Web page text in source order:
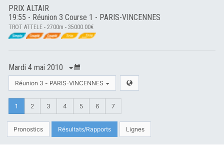
PRIX ALTAIR
19:55 - Réunion 3 Course 1 - PARIS-VINCENNES
TROT ATTELE - 2700m - 35000.00€
Mardi 4 mai 2010
Réunion 3 - PARIS-VINCENNES
1 2 3 4 5 6 7
Pronostics Résultats/Rapports Lignes